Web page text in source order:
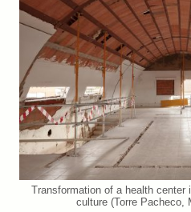
Transformation of a health center
culture (Torre Pacheco,